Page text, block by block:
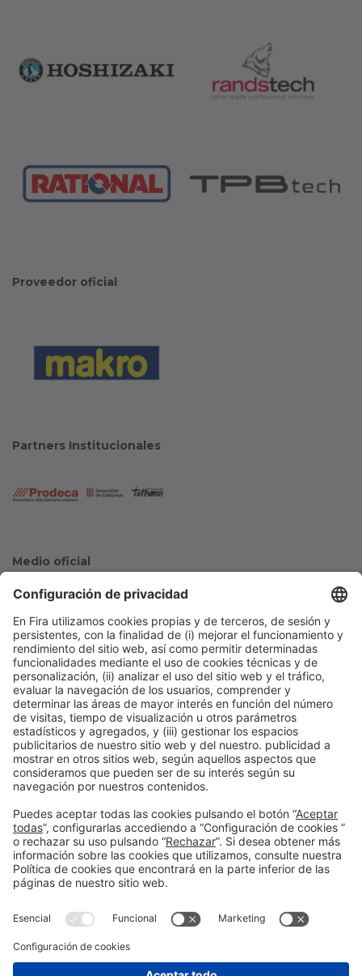
Proveedor oficial
Partners Institucionales
Medio oficial
Colaboradores